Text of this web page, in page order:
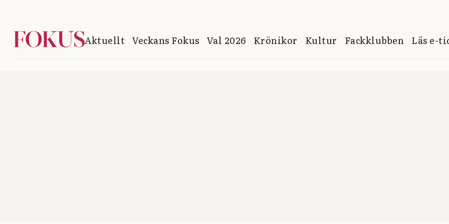
Aktuellt Veckans Fokus Val 2026 Krönikor Kultur Fackklubben Läs e-